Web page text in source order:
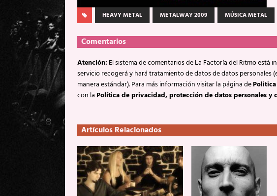
HEAVY METAL METALWAY 2009 MÚSICA METAL
Comentarios
Atención:El sistema de comentarios de La Factoría del Ritmo está
servicio recogerá y hará tratamiento de datos de datos personales
manera estándar). Para más información visitar la página de
con laPolítica de privacidad, protección de datos personales y
Artículos Relacionados